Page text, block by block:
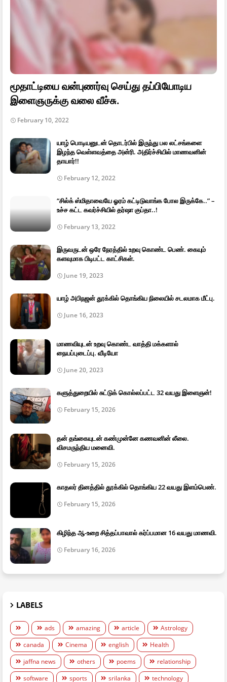
மூதாட்டியை வன்புணர்வு செய்து தப்பியோடிய
இளைஞருக்கு வலை வீச்சு.
February 10, 2022
யாழ் பொடியனுடன் தொடர்பில் இருந்து பல லட்சங்களை
இழந்த வெள்ளவத்தை அன்ரி. அதிர்ச்சியில் மாணவனின்
தாயார்!!
February 12, 2022
“சில்க் ஸ்மிதாவையே ஓரம் கட்டிடுவாங்க போல இருக்கே..” –
உச்ச கட்ட கவர்ச்சியில் தர்ஷா குப்தா..!
February 13, 2022
இருவருடன் ஒரே நேரத்தில் உறவு கொண்ட பெண். கையும்
களவுமாக பிடிபட்ட காட்சிகள்.
June 19, 2023
யாழ் அபிநஜன் தூக்கில் தொங்கிய நிலையில் சடலமாக மீட்பு.
June 16, 2023
மாணவியுடன் உறவு கொண்ட வாத்தி மக்களால்
நையப்புடைப்பு. வீடியோ
June 20, 2023
களுத்துறையில் சுட்டுக் கொல்லப்பட்ட 32 வயது இளைஞன்!
February 15, 2026
தன் தங்கையுடன் கண்முன்னே கணவனின் லீலை.
விசமருந்திய மனைவி.
February 15, 2026
காதலர் தினத்தில் தூக்கில் தொங்கிய 22 வயது இளம்பெண்.
February 15, 2026
கிழிந்த ஆ-உறை சித்தப்பாவால் கர்ப்பமான 16 வயது மாணவி.
February 16, 2026
LABELS
ads amazing article
Astrology
canada
Cinema english
Health
jaffna news
others poems
relationship
software
sports srilanka technology